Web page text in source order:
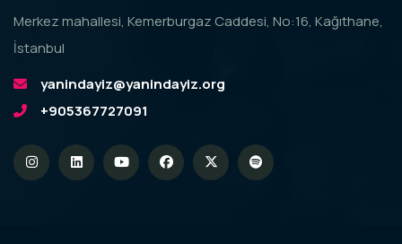
Merkez mahallesi, Kemerburgaz Caddesi, No:16, Kağıthane,
İstanbul
yanindayiz@yanindayiz.org
+905367727091